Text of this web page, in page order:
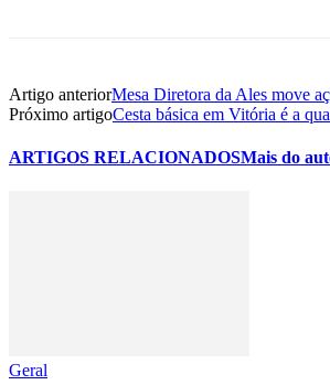
Artigo anteriorMesa Diretora da Ales move
Próximo artigoCesta básica em Vitória é a
ARTIGOS RELACIONADOSMais do
Geral